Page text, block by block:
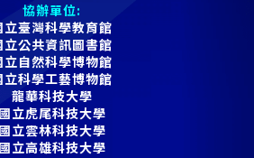
協辦單位:
立臺灣科學教育館
立公共資訊圖書館
立自然科學博物館
立科學工藝博物館
龍華科技大學
國立虎尾科技大學
國立雲林科技大學
國立高雄科技大學